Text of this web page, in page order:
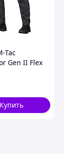
Tac
Gen II Flex
YKK
Купить